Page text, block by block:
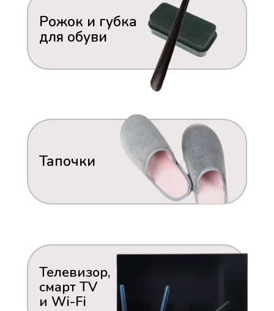
Тапочки
Телевизор,
смарт TV
и Wi-Fi
Рожок и губка
для обуви